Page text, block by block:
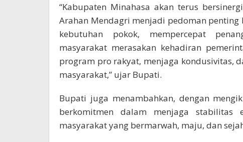
“Kabupaten Minahasa akan terus
Arahan Mendagri menjadi pedoman
kebutuhan pokok, mempercepat
masyarakat merasakan kehadiran
program pro rakyat, menjaga kondusivitas,
masyarakat,” ujar Bupati.
Bupati juga menambahkan, dengan
berkomitmen dalam menjaga stabilitas
masyarakat yang bermarwah, maju, dan